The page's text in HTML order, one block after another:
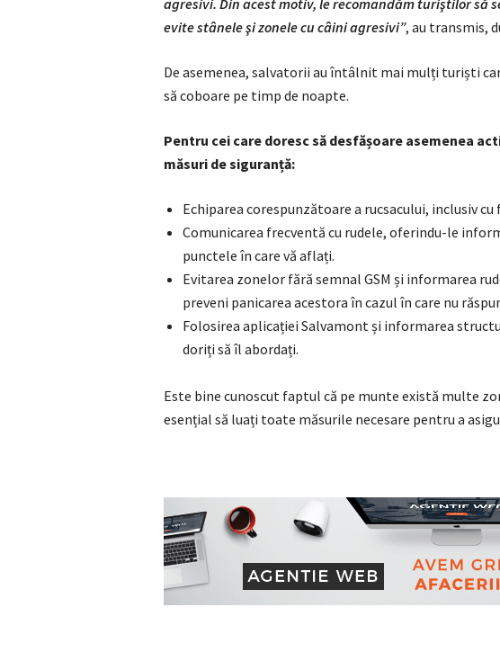
agresivi. Din acest motiv, le recomandăm turiştilor să
evite stânele şi zonele cu câini agresivi”, au transmis,
De asemenea, salvatorii au întâlnit mai mulți turiști
să coboare pe timp de noapte.
Pentru cei care doresc să desfășoare asemenea
măsuri de siguranță:
Echiparea corespunzătoare a rucsacului, inclusiv
Comunicarea frecventă cu rudele, oferindu-le
punctele în care vă aflați.
Evitarea zonelor fără semnal GSM și informarea
preveni panicarea acestora în cazul în care nu
Folosirea aplicației Salvamont și informarea
doriți să îl abordați.
Este bine cunoscut faptul că pe munte există multe
esențial să luați toate măsurile necesare pentru a